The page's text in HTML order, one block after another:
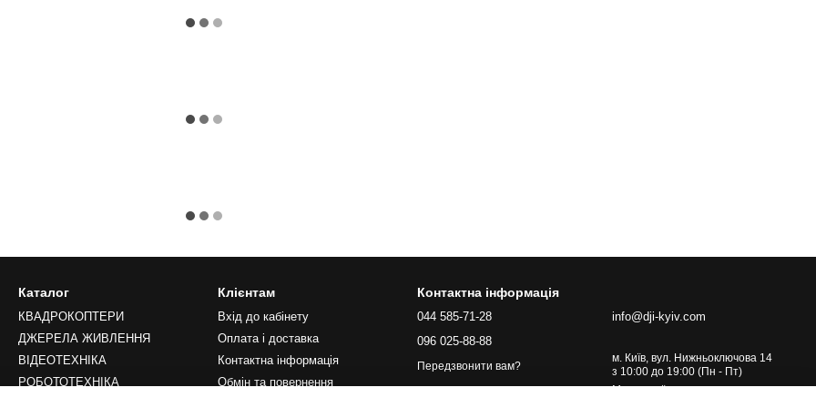
Каталог
КВАДРОКОПТЕРИ
ДЖЕРЕЛА ЖИВЛЕННЯ
ВІДЕОТЕХНІКА
РОБОТОТЕХНІКА
Клієнтам
Вхід до кабінету
Оплата і доставка
Контактна інформація
Обмін та повернення
Контактна інформація
044 585-71-28
096 025-88-88
Передзвонити вам?
info@dji-kyiv.com
м. Київ, вул. Нижньоключова 14
з 10:00 до 19:00 (Пн - Пт)
Мапа проїзду